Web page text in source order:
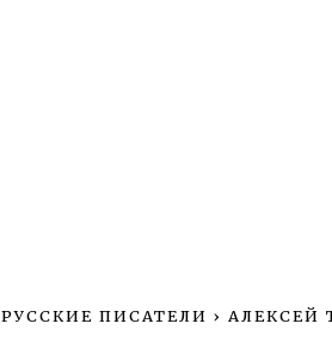
РУССКИЕ ПИСАТЕЛИ › АЛЕКСЕЙ